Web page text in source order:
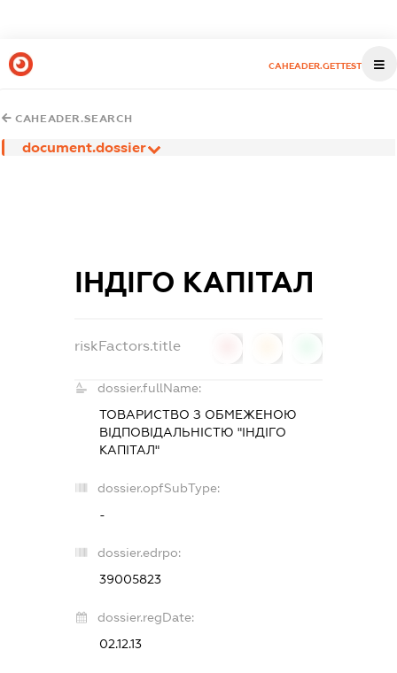
CAHEADER.GETTEST
CAHEADER.SEARCH
document.dossier
ІНДІГО КАПІТАЛ
riskFactors.title
dossier.fullName:
ТОВАРИСТВО З ОБМЕЖЕНОЮ
ВІДПОВІДАЛЬНІСТЮ "ІНДІГО
КАПІТАЛ"
dossier.opfSubType:
-
dossier.edrpo:
39005823
dossier.regDate:
02.12.13